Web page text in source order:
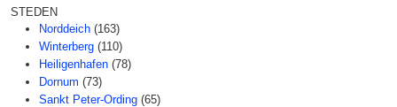
STEDEN
Norddeich (163)
Winterberg (110)
Heiligenhafen (78)
Dornum (73)
Sankt Peter-Ording (65)